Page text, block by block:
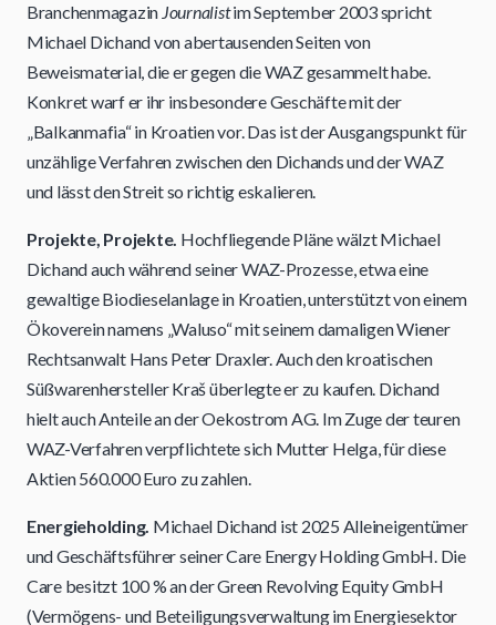
Branchenmagazin Journalistim September 2003 spricht
Michael Dichand von abertausenden Seiten von
Beweismaterial, die er gegen die WAZ gesammelt habe.
Konkret warf er ihr insbesondere Geschäfte mit der
„Balkanmafia“ in Kroatien vor. Das ist der Ausgangspunkt für
unzählige Verfahren zwischen den Dichands und der WAZ
und lässt den Streit so richtig eskalieren.
Projekte, Projekte. Hochfliegende Pläne wälzt Michael
Dichand auch während seiner WAZ-Prozesse, etwa eine
gewaltige Biodieselanlage in Kroatien, unterstützt von einem
Ökoverein namens „Waluso“ mit seinem damaligen Wiener
Rechtsanwalt Hans Peter Draxler. Auch den kroatischen
Süßwarenhersteller Kraš überlegte er zu kaufen. Dichand
hielt auch Anteile an der Oekostrom AG. Im Zuge der teuren
WAZ-Verfahren verpflichtete sich Mutter Helga, für diese
Aktien 560.000 Euro zu zahlen.
Energieholding. Michael Dichand ist 2025 Alleineigentümer
und Geschäftsführer seiner Care Energy Holding GmbH. Die
Care besitzt 100 % an der Green Revolving Equity GmbH
(Vermögens- und Beteiligungsverwaltung im Energiesektor